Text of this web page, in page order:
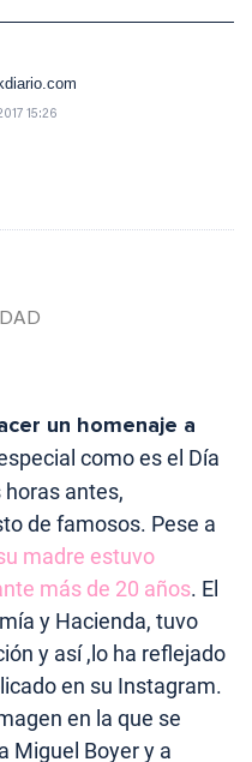
15:26
un homenaje a
como es el Día
horas antes,
de famosos. Pese a
madre estuvo
más de 20 años. El
y Hacienda, tuvo
y así ,lo ha reflejado
en su Instagram.
en la que se
Miguel Boyer y a